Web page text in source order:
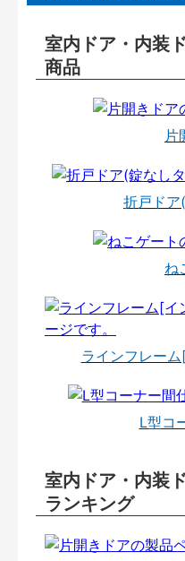
室内ドア・内装
商品
片
折戸ドア
ね
ラインフレー
L型コ
室内ドア・内装
ランキング